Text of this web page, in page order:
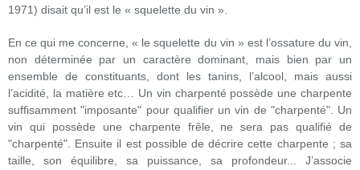
1971) disait qu’il est le « squelette du vin ».
En ce qui me concerne, « le squelette du vin » est l’ossature du vin,
non déterminée par un caractère dominant, mais bien par un
ensemble de constituants, dont les tanins, l’alcool, mais aussi
l’acidité, la matière etc… Un vin charpenté possède une charpente
suffisamment "imposante" pour qualifier un vin de "charpenté". Un
vin qui possède une charpente frêle, ne sera pas qualifié de
"charpenté". Ensuite il est possible de décrire cette charpente ; sa
taille, son équilibre, sa puissance, sa profondeur... J’associe